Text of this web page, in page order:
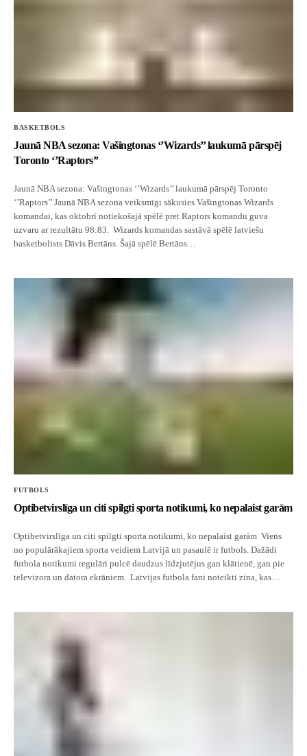
laukumā pārspēj Toronto ‘’Raptors’’
BASKETBOLS
Jaunā NBA sezona: Vašingtonas ‘’Wizards’’ laukumā pārspēj
Toronto ‘’Raptors’’
Jaunā NBA sezona: Vašingtonas ‘’Wizards’’ laukumā pārspēj Toronto
‘’Raptors’’ Jaunā NBA sezona veiksmīgi sākusies Vašingtonas Wizards
komandai, kas oktobrī notiekošajā spēlē pret Raptors komandu guva
uzvaru ar rezultātu 98:83. Wizards komandas sastāvā spēlē latviešu
basketbolists Dāvis Bertāns. Šajā spēlē Bertāns…
FUTBOLS
Optibetvirslīga un citi spilgti sporta notikumi, ko nepalaist garām
Optibetvirslīga un citi spilgti sporta notikumi, ko nepalaist garām Viens
no populārākajiem sporta veidiem Latvijā un pasaulē ir futbols. Dažādi
futbola notikumi regulāri pulcē daudzus līdzjutējus gan klātienē, gan pie
televizora un datora ekrāniem. Latvijas futbola fani noteikti zina, kas…